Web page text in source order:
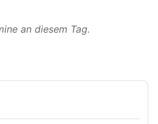
an diesem Tag.